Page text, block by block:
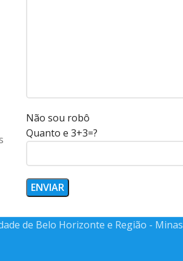
Não sou robô
Quanto e 3+3=?
de Belo Horizonte e Região - Minas